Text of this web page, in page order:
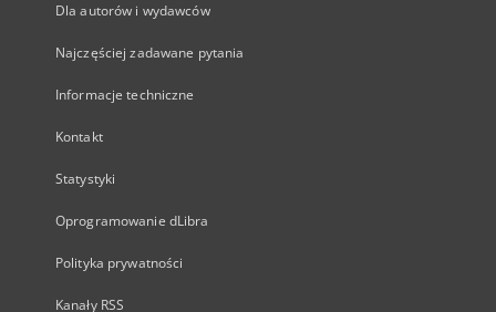
Dla autorów i wydawców
Najczęściej zadawane pytania
Informacje techniczne
Kontakt
Statystyki
Oprogramowanie dLibra
Polityka prywatności
Kanały RSS